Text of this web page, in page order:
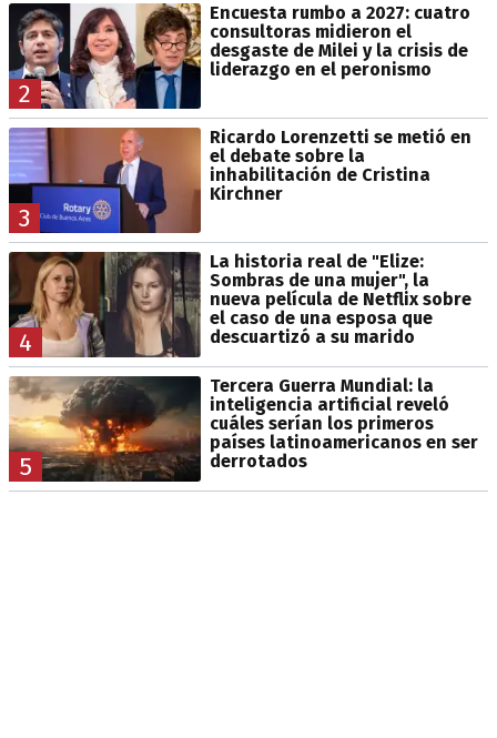
2
Encuesta rumbo a 2027: cuatro
consultoras midieron el
desgaste de Milei y la crisis de
liderazgo en el peronismo
3
Ricardo Lorenzetti se metió en
el debate sobre la
inhabilitación de Cristina
Kirchner
4
La historia real de "Elize:
Sombras de una mujer", la
nueva película de Netflix sobre
el caso de una esposa que
descuartizó a su marido
5
Tercera Guerra Mundial: la
inteligencia artificial reveló
cuáles serían los primeros
países latinoamericanos en ser
derrotados